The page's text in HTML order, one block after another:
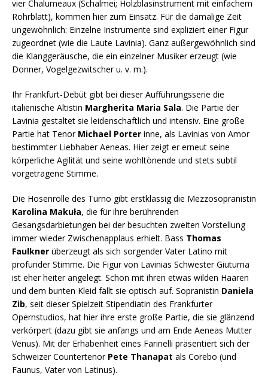
vier Chalumeaux (Schalmei; Holzblasinstrument mit einfachem
Rohrblatt), kommen hier zum Einsatz. Für die damalige Zeit
ungewöhnlich: Einzelne Instrumente sind expliziert einer Figur
zugeordnet (wie die Laute Lavinia). Ganz außergewöhnlich sind
die Klanggeräusche, die ein einzelner Musiker erzeugt (wie
Donner, Vogelgezwitscher u. v. m.).
Ihr Frankfurt-Debüt gibt bei dieser Aufführungsserie die
italienische Altistin Margherita Maria Sala. Die Partie der
Lavinia gestaltet sie leidenschaftlich und intensiv. Eine große
Partie hat Tenor Michael Porter inne, als Lavinias von Amor
bestimmter Liebhaber Aeneas. Hier zeigt er erneut seine
körperliche Agilität und seine wohltönende und stets subtil
vorgetragene Stimme.
Die Hosenrolle des Turno gibt erstklassig die Mezzosopranistin
Karolina Makuła, die für ihre berührenden
Gesangsdarbietungen bei der besuchten zweiten Vorstellung
immer wieder Zwischenapplaus erhielt. Bass Thomas
Faulkner überzeugt als sich sorgender Vater Latino mit
profunder Stimme. Die Figur von Lavinias Schwester Giuturna
ist eher heiter angelegt. Schon mit ihren etwas wilden Haaren
und dem bunten Kleid fällt sie optisch auf. Sopranistin Daniela
Zib, seit dieser Spielzeit Stipendiatin des Frankfurter
Opernstudios, hat hier ihre erste große Partie, die sie glänzend
verkörpert (dazu gibt sie anfangs und am Ende Aeneas Mutter
Venus). Mit der Erhabenheit eines Farinelli präsentiert sich der
Schweizer Countertenor Pete Thanapat als Corebo (und
Faunus, Vater von Latinus).